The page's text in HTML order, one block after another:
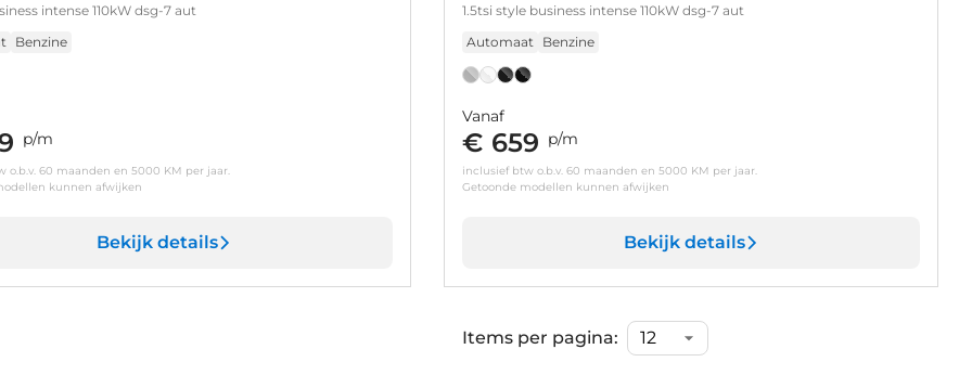
intense 110kW dsg-7 aut
Benzine
p/m
o.b.v. 60 maanden en 5000 KM per jaar.
kunnen afwijken
Bekijk details
1.5tsi style business intense 110kW dsg-7 aut
Automaat
Benzine
Vanaf
€ 659 p/m
inclusief btw o.b.v. 60 maanden en 5000 KM per jaar.
Getoonde modellen kunnen afwijken
Bekijk details
Items per pagina: